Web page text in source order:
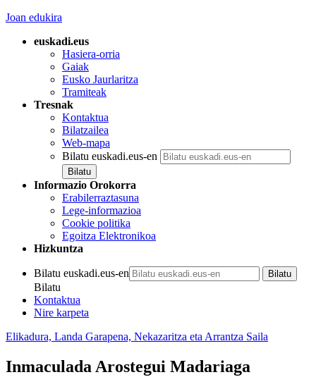
Joan edukira
euskadi.eus
Hasiera-orria
Gaiak
Eusko Jaurlaritza
Tramiteak
Tresnak
Kontaktua
Bilatzailea
Web-mapa
Bilatu euskadi.eus-en
Informazio Orokorra
Erabilerraztasuna
Lege-informazioa
Cookie politika
Egoitza Elektronikoa
Hizkuntza
Bilatu euskadi.eus-en
Bilatu
Kontaktua
Nire karpeta
Elikadura, Landa Garapena, Nekazaritza eta Arrantza Saila
Inmaculada Arostegui Madariaga